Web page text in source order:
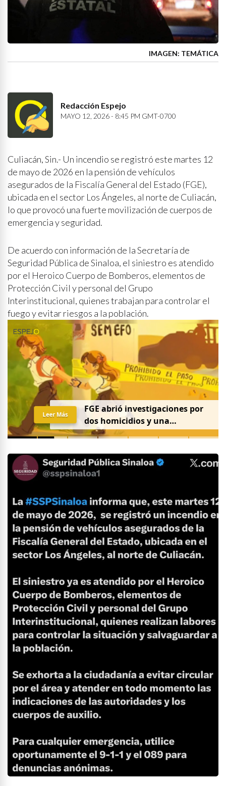
IMAGEN: TEMÁTICA
Redacción Espejo
MAYO 12, 2026 - 8:45 PM GMT-0700
Culiacán, Sin.- Un incendio se registró este martes 12
de mayo de 2026 en la pensión de vehículos
asegurados de la Fiscalía General del Estado (FGE),
ubicada en el sector Los Ángeles, al norte de Culiacán,
lo que provocó una fuerte movilización de cuerpos de
emergencia y seguridad.
De acuerdo con información de la Secretaría de
Seguridad Pública de Sinaloa, el siniestro es atendido
por el Heroico Cuerpo de Bomberos, elementos de
Protección Civil y personal del Grupo
Interinstitucional, quienes trabajan para controlar el
fuego y evitar riesgos a la población.
FGE abrió investigaciones por
dos homicidios y una
desaparición el 7 de agosto
Leer Más